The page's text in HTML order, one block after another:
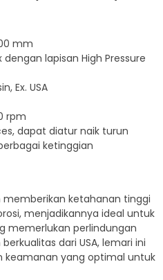
mm
dengan lapisan High Pressure
Ex. USA
rpm
dapat diatur naik turun
ketinggian
memberikan ketahanan tinggi
menjadikannya ideal untuk
memerlukan perlindungan
dari USA, lemari ini
keamanan yang optimal untuk